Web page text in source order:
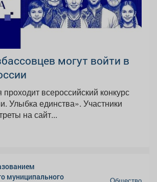
могут войти в
всероссийский конкурс
Улыбка единства». Участники
на сайт...
муниципального